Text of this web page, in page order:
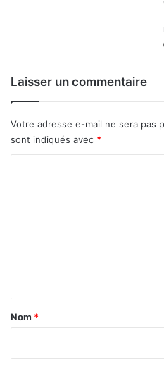
c
i
Laisser un commentaire
Votre adresse e-mail ne sera pas
sont indiqués avec *
a
Nom *